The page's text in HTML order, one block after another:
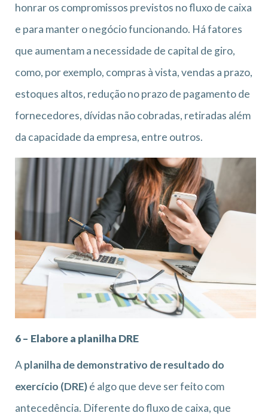
honrar os compromissos previstos no fluxo de caixa
e para manter o negócio funcionando. Há fatores
que aumentam a necessidade de capital de giro,
como, por exemplo, compras à vista, vendas a prazo,
estoques altos, redução no prazo de pagamento de
fornecedores, dívidas não cobradas, retiradas além
da capacidade da empresa, entre outros.
6 – Elabore a planilha DRE
Aplanilha de demonstrativo de resultado do
exercício (DRE)é algo que deve ser feito com
antecedência. Diferente do fluxo de caixa, que